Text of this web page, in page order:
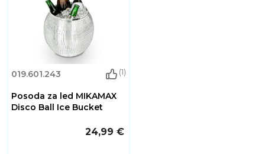
019.601.243 (1)
Posoda za led MIKAMAX
Disco Ball Ice Bucket
24,99 €